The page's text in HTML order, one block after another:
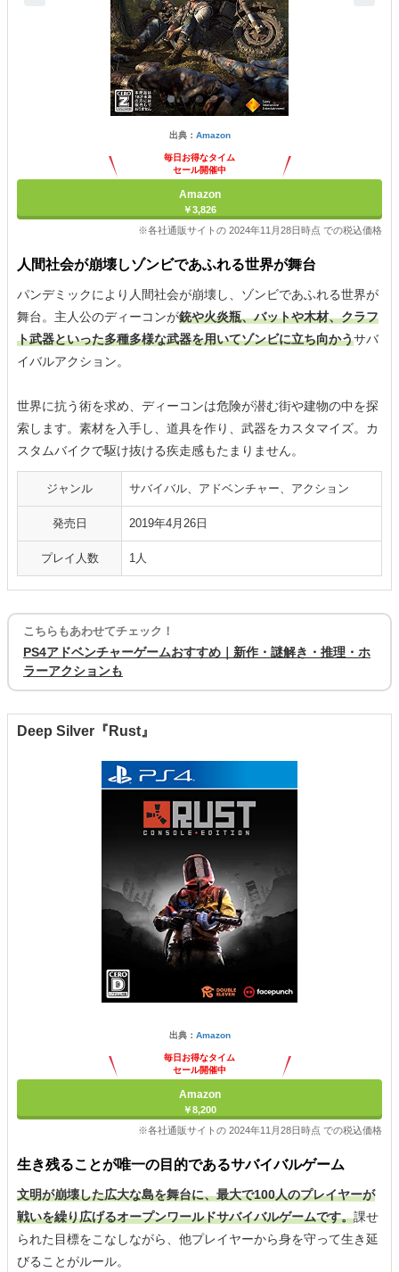
出典： Amazon
毎日お得なタイム
セール開催中
Amazon
￥3,826
※各社通販サイトの 2024年11月28日時点 での税込価格
人間社会が崩壊しゾンビであふれる世界が舞台
パンデミックにより人間社会が崩壊し、ゾンビであふれる世界が
舞台。主人公のディーコンが銃や火炎瓶、バットや木材、クラフ
ト武器といった多種多様な武器を用いてゾンビに立ち向かうサバ
イバルアクション。
世界に抗う術を求め、ディーコンは危険が潜む街や建物の中を探
索します。素材を入手し、道具を作り、武器をカスタマイズ。カ
スタムバイクで駆け抜ける疾走感もたまりません。
ジャンル サバイバル、アドベンチャー、アクション
発売日 2019年4月26日
プレイ人数 1人
こちらもあわせてチェック！
PS4アドベンチャーゲームおすすめ｜新作・謎解き・推理・ホ
ラーアクションも
Deep Silver『Rust』
出典： Amazon
毎日お得なタイム
セール開催中
Amazon
￥8,200
※各社通販サイトの 2024年11月28日時点 での税込価格
生き残ることが唯一の目的であるサバイバルゲーム
文明が崩壊した広大な島を舞台に、最大で100人のプレイヤーが
戦いを繰り広げるオープンワールドサバイバルゲームです。課せ
られた目標をこなしながら、他プレイヤーから身を守って生き延
びることがルール。